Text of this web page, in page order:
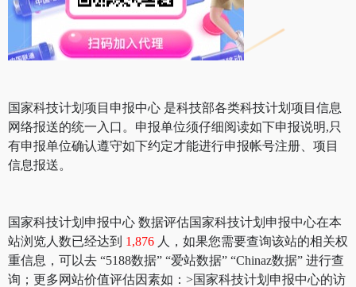
国家科技计划项目申报中心 是科技部各类科技计划项目信息
网络报送的统一入口。申报单位须仔细阅读如下申报说明,只
有申报单位确认遵守如下约定才能进行申报帐号注册、项目
信息报送。
国家科技计划申报中心 数据评估国家科技计划申报中心在本
站浏览人数已经达到 1,876 人，如果您需要查询该站的相关权
重信息，可以去 “5188数据” “爱站数据” “Chinaz数据” 进行查
询；更多网站价值评估因素如：>国家科技计划申报中心的访